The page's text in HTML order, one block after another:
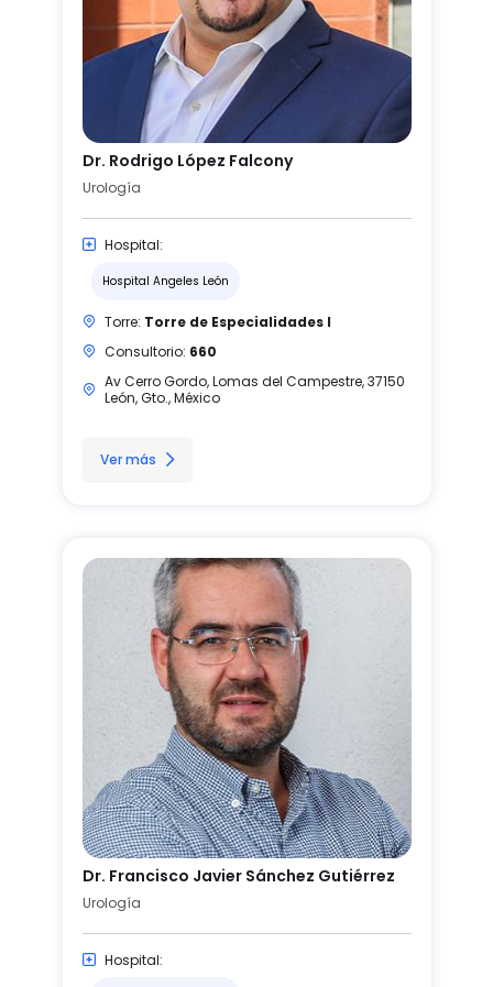
Dr. Rodrigo López Falcony
Urología
Hospital:
Hospital Angeles León
Torre: Torre de Especialidades I
Consultorio: 660
Av Cerro Gordo, Lomas del Campestre, 37150
León, Gto., México
Ver más
Dr. Francisco Javier Sánchez Gutiérrez
Urología
Hospital: